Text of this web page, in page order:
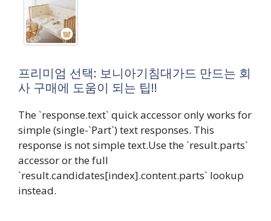
프리미엄 선택: 보니아기침대가드 만드는 회
사 구매에 도움이 되는 팁!!
The `response.text` quick accessor only works for
simple (single-`Part`) text responses. This
response is not simple text.Use the `result.parts`
accessor or the full
`result.candidates[index].content.parts` lookup
instead.